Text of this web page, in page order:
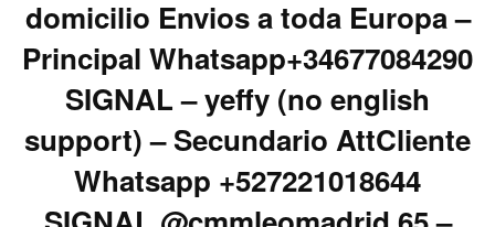
domicilio Envios a toda Europa –
Principal Whatsapp+34677084290
SIGNAL – yeffy (no english
support) – Secundario AttCliente
Whatsapp +527221018644